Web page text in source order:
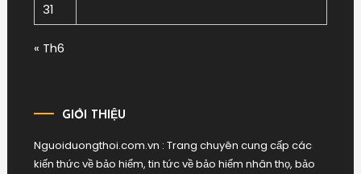
31
« Th6
GIỚI THIỆU
Nguoiduongthoi.com.vn : Trang chuyên cung cấp các
kiến thức về bảo hiểm, tin tức về bảo hiểm nhân thọ, bảo